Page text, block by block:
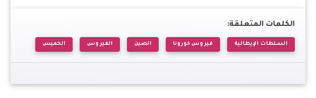
الكلمات المتعلقة:
السلطات الإيطالية فيروس كورونا الصين الفيروس الخميس